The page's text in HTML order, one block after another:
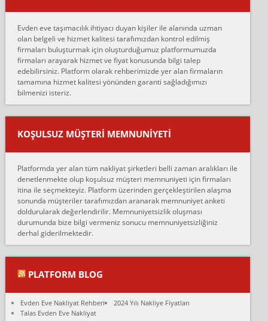
çalıştıklarını, müş...
Ahmet:
Lüleburgaz güngünes evden eve naklyat eşyalarımı taşımak için
anlaştık sabah eve geldiklerinde de eşyalarımı düzgün şekilde
sarcaz demelerine r...
mehmet güldü:
Ankara ALİCANLAR NAKLİYAT Tutarsız ve ticari ahlak problemleri
var verdikleri fiyat teklifini arttırdılar. Sonrasında taşıma gününde
oldukça tutarsı...
Ankara Alicanlar naklyat tel 5465524025. 2600 TL'ye ankaradan
Konya ya Alicanlar naklyat la anlaştık bu şahıs evin taşınacağı gün
fiyatın mazoto gele...
Fatih kokmese:
Diyarbakır dan eşyamı getirtmek için anlaştım sözleşme yaptım.
Son anda fiyat artırdılar.. mecburiyetten tasittim.. bu kişiler ağrılı
Ali:
olduk. Asansörlü dediler sonra uraya asansör kurulmaz dediler
fark istediler. ortada asa...
Evden eve taşımacılık ihtiyacı duyan kişiler ile alanında uzman
olan belgeli ve hizmet kalitesi tarafımızdan kontrol edilmiş
firmaları buluşturmak için oluşturduğumuz platformumuzda
firmaları arayarak hizmet ve fiyat konusunda bilgi talep
edebilirsiniz. Platform olarak rehberimizde yer alan firmaların
tamamına hizmet kalitesi yönünden garanti sağladığımızı
bilmenizi isteriz.
KOŞULSUZ MÜŞTERI MEMNUNIYETI
Platformda yer alan tüm nakliyat şirketleri belli zaman aralıkları ile
denetlenmekte olup koşulsuz müşteri memnuniyeti için firmaları
itina ile seçmekteyiz. Platform üzerinden gerçekleştirilen alaşma
sonunda müşteriler tarafımızdan aranarak memnuniyet anketi
doldurularak değerlendirilir. Memnuniyetsizlik oluşması
durumunda bize bilgi vermeniz sonucu memnuniyetsizliğiniz
derhal giderilmektedir.
PLATFORM BLOG
Evden Eve Nakliyat Rehberi
2024 Yılı Nakliye Fiyatları
Talas Evden Eve Nakliyat